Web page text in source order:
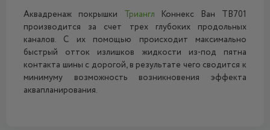
Аквадренаж покрышки Триангл Коннекс Ван ТВ701
производится за счет трех глубоких продольных
каналов. С их помощью происходит максимально
быстрый отток излишков жидкости из-под пятна
контакта шины с дорогой, в результате чего сводится к
минимуму возможность возникновения эффекта
аквапланирования.